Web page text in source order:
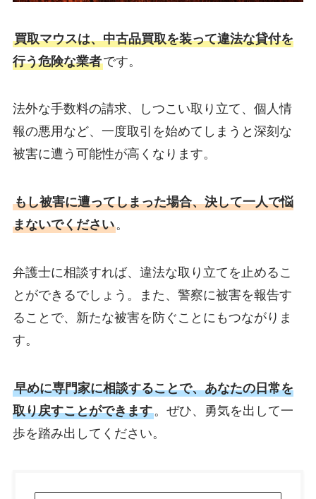
買取マウスは、中古品買取を装って違法な貸付を
行う危険な業者です。
法外な手数料の請求、しつこい取り立て、個人情
報の悪用など、一度取引を始めてしまうと深刻な
被害に遭う可能性が高くなります。
もし被害に遭ってしまった場合、決して一人で悩
まないでください。
弁護士に相談すれば、違法な取り立てを止めるこ
とができるでしょう。また、警察に被害を報告す
ることで、新たな被害を防ぐことにもつながりま
す。
早めに専門家に相談することで、あなたの日常を
取り戻すことができます。ぜひ、勇気を出して一
歩を踏み出してください。